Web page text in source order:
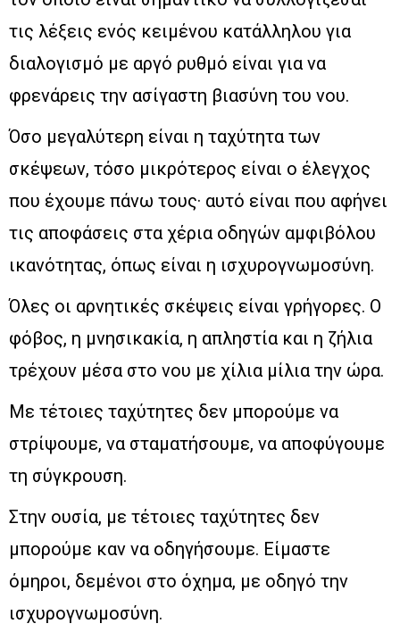
τις λέξεις ενός κειμένου κατάλληλου για
διαλογισμό με αργό ρυθμό είναι για να
φρενάρεις την ασίγαστη βιασύνη του νου.
Όσο μεγαλύτερη είναι η ταχύτητα των
σκέψεων, τόσο μικρότερος είναι ο έλεγχος
που έχουμε πάνω τους· αυτό είναι που αφήνει
τις αποφάσεις στα χέρια οδηγών αμφιβόλου
ικανότητας, όπως είναι η ισχυρογνωμοσύνη.
Όλες οι αρνητικές σκέψεις είναι γρήγορες. Ο
φόβος, η μνησικακία, η απληστία και η ζήλια
τρέχουν μέσα στο νου με χίλια μίλια την ώρα.
Με τέτοιες ταχύτητες δεν μπορούμε να
στρίψουμε, να σταματήσουμε, να αποφύγουμε
τη σύγκρουση.
Στην ουσία, με τέτοιες ταχύτητες δεν
μπορούμε καν να οδηγήσουμε. Είμαστε
όμηροι, δεμένοι στο όχημα, με οδηγό την
ισχυρογνωμοσύνη.